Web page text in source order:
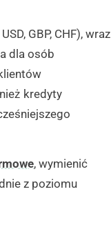
GBP, CHF), wraz
dla osób
kredyty
, wymienić
z poziomu